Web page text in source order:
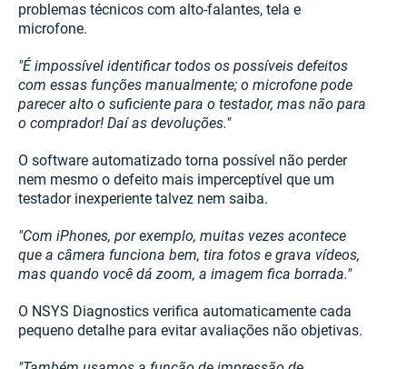
problemas técnicos com alto-falantes, tela e
microfone.
"É impossível identificar todos os possíveis defeitos
com essas funções manualmente; o microfone pode
parecer alto o suficiente para o testador, mas não para
o comprador! Daí as devoluções."
O software automatizado torna possível não perder
nem mesmo o defeito mais imperceptível que um
testador inexperiente talvez nem saiba.
"Com iPhones, por exemplo, muitas vezes acontece
que a câmera funciona bem, tira fotos e grava vídeos,
mas quando você dá zoom, a imagem fica borrada."
O NSYS Diagnostics verifica automaticamente cada
pequeno detalhe para evitar avaliações não objetivas.